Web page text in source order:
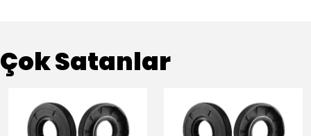
Çok Satanlar